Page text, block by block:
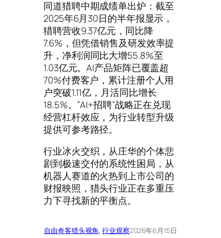
同道猎聘中期成绩单出炉：截至
2025年6月30日的半年报显示，
猎聘营收9.37亿元，同比降
7.6%，但凭借销售及研发效率提
升，净利润同比大增55.8%至
1.03亿元。AI产品矩阵已覆盖超
70%付费客户，累计注册个人用
户突破1.11亿，月活同比增长
18.5%。”AI+招聘”战略正在兑现
经营杠杆效应，为行业转型升级
提供可参考路径。
行业冰火交织，从庄华的个体悲
剧到极速交付的系统性困局，从
机器人赛道的火热到上市公司的
财报映照，猎头行业正在多重压
力下寻找新的平衡点。
自由奇客猎头视角, 行业观察2026年6月15日